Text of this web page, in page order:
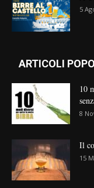
5
ARTICOLI
10
8
Il
15